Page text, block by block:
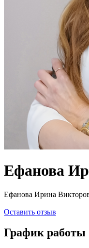
Ефанова
Ефанова Ирина
Оставить отзыв
График работы